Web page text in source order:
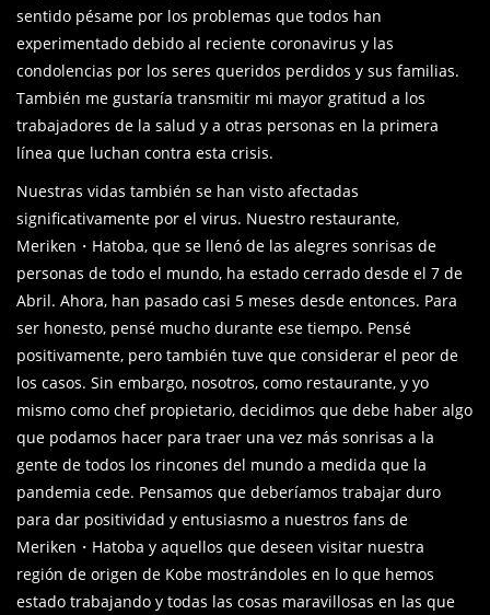
sentido pésame por los problemas que todos han
experimentado debido al reciente coronavirus y las
condolencias por los seres queridos perdidos y sus familias.
También me gustaría transmitir mi mayor gratitud a los
trabajadores de la salud y a otras personas en la primera
línea que luchan contra esta crisis.
Nuestras vidas también se han visto afectadas
significativamente por el virus. Nuestro restaurante,
Meriken・Hatoba, que se llenó de las alegres sonrisas de
personas de todo el mundo, ha estado cerrado desde el 7 de
Abril. Ahora, han pasado casi 5 meses desde entonces. Para
ser honesto, pensé mucho durante ese tiempo. Pensé
positivamente, pero también tuve que considerar el peor de
los casos. Sin embargo, nosotros, como restaurante, y yo
mismo como chef propietario, decidimos que debe haber algo
que podamos hacer para traer una vez más sonrisas a la
gente de todos los rincones del mundo a medida que la
pandemia cede. Pensamos que deberíamos trabajar duro
para dar positividad y entusiasmo a nuestros fans de
Meriken・Hatoba y aquellos que deseen visitar nuestra
región de origen de Kobe mostrándoles en lo que hemos
estado trabajando y todas las cosas maravillosas en las que